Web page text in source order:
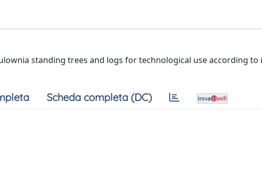
standing trees and logs for technological use according
Scheda completa (DC)